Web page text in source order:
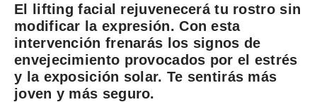
El lifting facial rejuvenecerá tu rostro sin
modificar la expresión. Con esta
intervención frenarás los signos de
envejecimiento provocados por el estrés
y la exposición solar. Te sentirás más
joven y más seguro.